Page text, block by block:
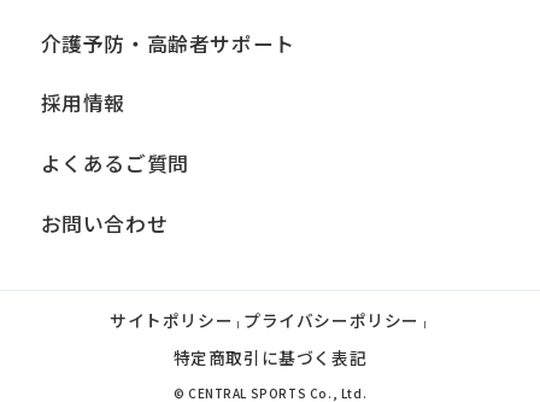
介護予防・高齢者サポート
採用情報
よくあるご質問
お問い合わせ
サイトポリシー | プライバシーポリシー |
特定商取引に基づく表記
© CENTRAL SPORTS Co., Ltd.